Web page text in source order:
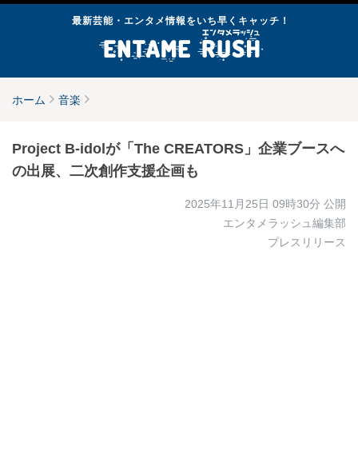
最新芸能・エンタメ情報をいち早くキャッチ！
ホーム 音楽
Project B‑idolが「The CREATORS」企業ブースへ
の出展、二次創作支援企画も
2025年11月25日 09時30分 公開
エンタメラッシュ編集部
プレスリリース